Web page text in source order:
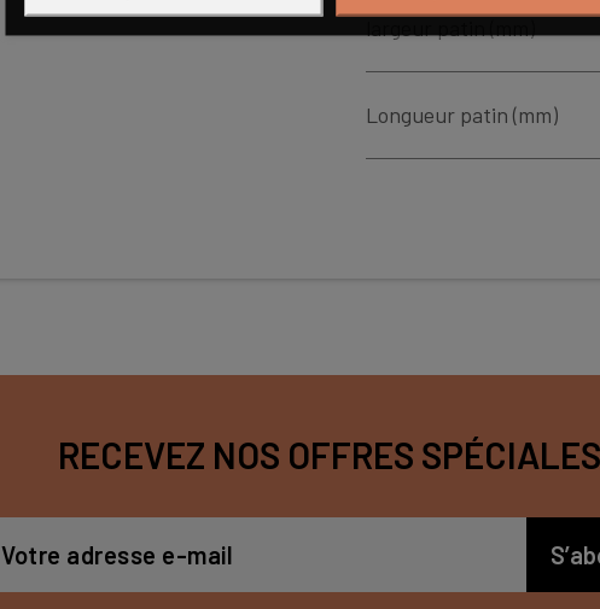
Longueur patin (mm)
RECEVEZ NOS OFFRES SPÉCIALES